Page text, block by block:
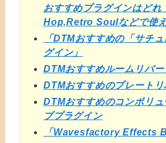
おすすめプラグインはど
Hop,Retro Soulなどで使
「DTMおすすめの「サチ
グイン」
DTMおすすめルームリバー
DTMおすすめのプレートリ
DTMおすすめのコンボリ
ブプラグイン
「Wavesfactory Effects